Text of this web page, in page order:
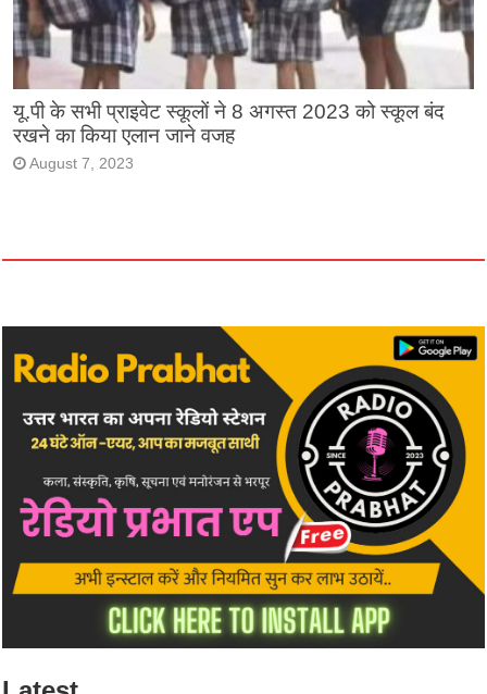
यू.पी के सभी प्राइवेट स्कूलों ने 8 अगस्त 2023 को स्कूल बंद
रखने का किया एलान जाने वजह
August 7, 2023